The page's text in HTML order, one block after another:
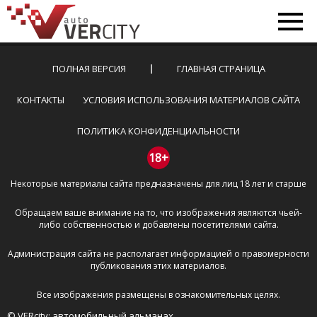
ПОЛНАЯ ВЕРСИЯ ГЛАВНАЯ СТРАНИЦА
КОНТАКТЫ УСЛОВИЯ ИСПОЛЬЗОВАНИЯ МАТЕРИАЛОВ САЙТА
ПОЛИТИКА КОНФИДЕНЦИАЛЬНОСТИ
18+
Некоторые материалы сайта предназначены для лиц 18 лет и старше
Обращаем ваше внимание на то, что изображения являются чьей-
либо собственностью и добавлены посетителями сайта.
Администрация сайта не располагает информацией о правомерности
публикования этих материалов.
Все изображения размещены в ознакомительных целях.